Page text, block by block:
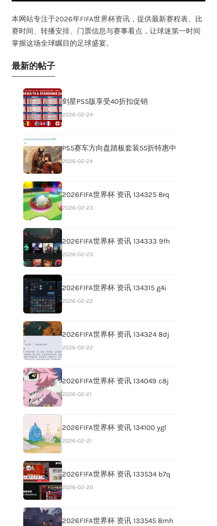
本网站专注于2026年FIFA世界杯资讯，提供最新赛程表、比
赛时间、转播安排、门票信息与赛事看点，让球迷第一时间
掌握这场全球瞩目的足球盛宴。
最新的帖子
剑星PS5版享受40折扣促销
2026-02-24
PS5赛车方向盘踏板套装55折特惠中
2026-02-24
2026FIFA世界杯 资讯 134325 8rq
2026-02-23
2026FIFA世界杯 资讯 134333 9fh
2026-02-23
2026FIFA世界杯 资讯 134315 g4i
2026-02-22
2026FIFA世界杯 资讯 134324 8dj
2026-02-22
2026FIFA世界杯 资讯 134049 c8j
2026-02-21
2026FIFA世界杯 资讯 134100 ygl
2026-02-21
2026FIFA世界杯 资讯 133534 b7q
2026-02-20
2026FIFA世界杯 资讯 133545 8mh